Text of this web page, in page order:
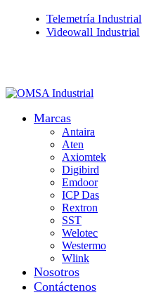
Telemetría Industrial
Videowall Industrial
Marcas
Antaira
Aten
Axiomtek
Digibird
Emdoor
ICP Das
Rextron
SST
Welotec
Westermo
Wlink
Nosotros
Contáctenos